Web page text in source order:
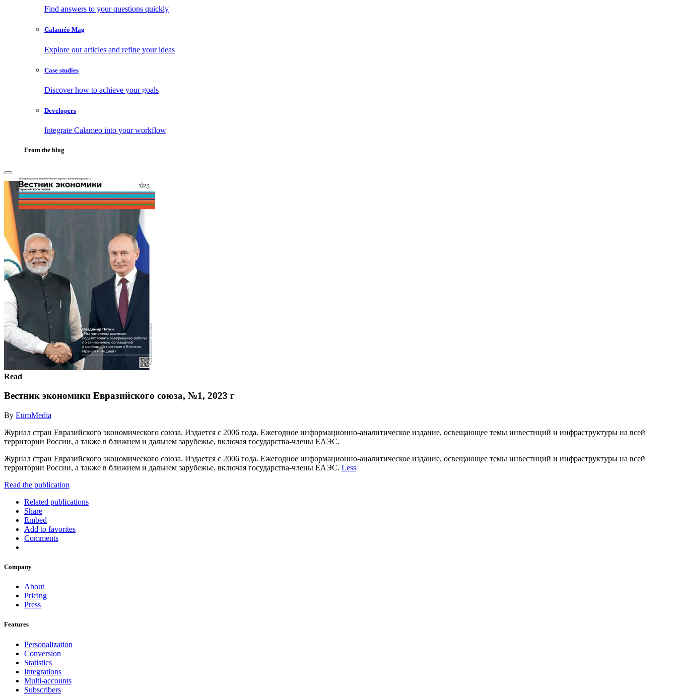
Find answers to your questions quickly
Calaméo Mag
Explore our articles and refine your ideas
Case studies
Discover how to achieve your goals
Developers
Integrate Calameo into your workflow
From the blog
Read
Вестник экономики Евразийского союза, №1, 2023 г
By EuroMedia
Журнал стран Евразийского экономического союза. Издается с 2006 года. Ежегодное информационно-аналитическое издание, освещающее темы инвестиций и инфраструктуры на всей
территории России, а также в ближнем и дальнем зарубежье, включая государства-члены ЕАЭС.
Журнал стран Евразийского экономического союза. Издается с 2006 года. Ежегодное информационно-аналитическое издание, освещающее темы инвестиций и инфраструктуры на всей
территории России, а также в ближнем и дальнем зарубежье, включая государства-члены ЕАЭС. Less
Read the publication
Related publications
Share
Embed
Add to favorites
Comments
Company
About
Pricing
Press
Features
Personalization
Conversion
Statistics
Integrations
Multi-accounts
Subscribers